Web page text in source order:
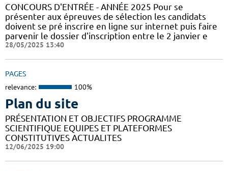
CONCOURS D'ENTRÉE - ANNÉE 2025 Pour se
présenter aux épreuves de sélection les candidats
doivent se pré inscrire en ligne sur internet puis faire
parvenir le dossier d'inscription entre le 2 janvier e
28/05/2025 13:40
PAGES
relevance: 100%
Plan du site
PRÉSENTATION ET OBJECTIFS PROGRAMME
SCIENTIFIQUE EQUIPES ET PLATEFORMES
CONSTITUTIVES ACTUALITES
12/06/2025 19:00